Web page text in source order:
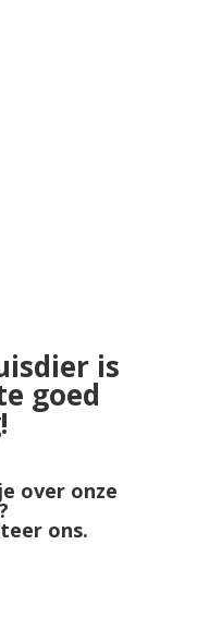
is
goed
over onze
ons.